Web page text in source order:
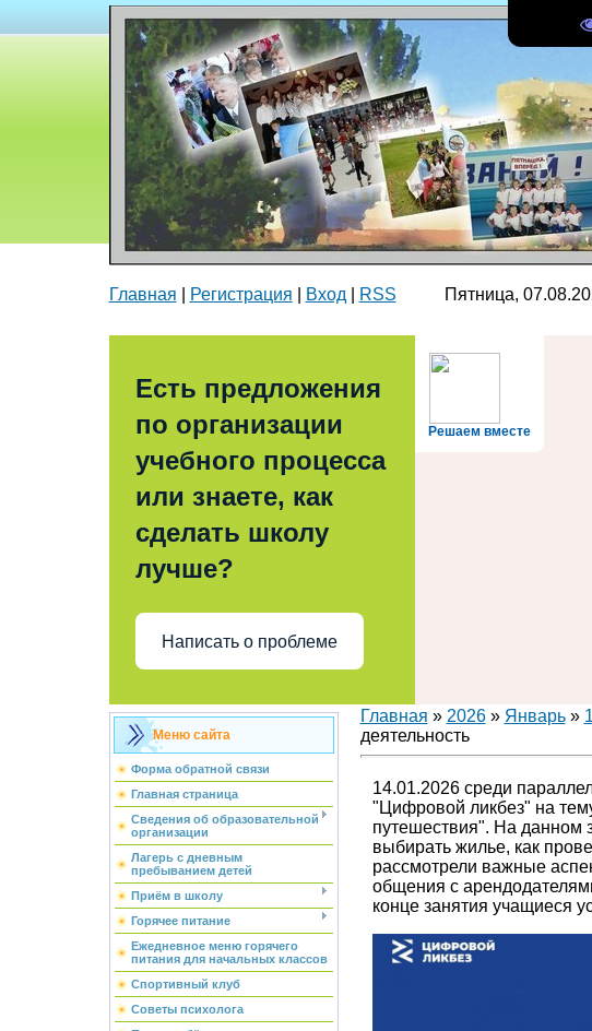
Главная Регистрация Вход RSS Пятница,
Решаем вместе
Есть предложения
по организации
учебного процесса
или знаете, как
сделать школу
лучше?
Написать о проблеме
Меню сайта
Форма обратной связи
Главная страница
Сведения об образовательной
организации
Лагерь с дневным
пребыванием детей
Приём в школу
Горячее питание
Ежедневное меню горячего
питания для начальных классов
Спортивный клуб
Советы психолога
Главная » 2026 » Январь »
деятельность
14.01.2026 среди
"Цифровой ликбез" на
путешествия". На данном
выбирать жилье, как
рассмотрели важные
общения с
конце занятия учащиеся